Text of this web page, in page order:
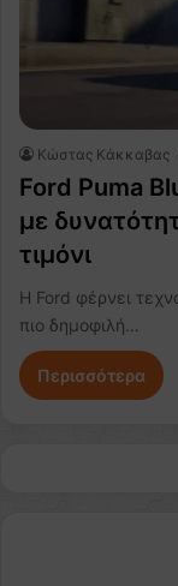
Κώστας Κάκκαβας
Ford Puma
με
τιμόνι
Η Ford φέρνει
πιο δημοφιλή…
Περισσότερα